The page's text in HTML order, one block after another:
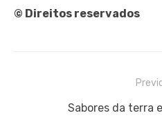
© Direitos reservados
Previous
Sabores da terra